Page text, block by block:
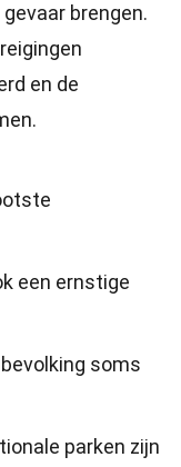
brengen.
en de
een ernstige
soms
parken zijn